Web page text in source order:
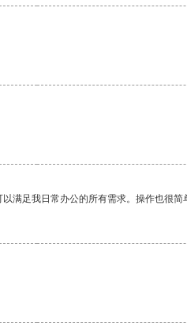
满足我日常办公的所有需求。操作也很简